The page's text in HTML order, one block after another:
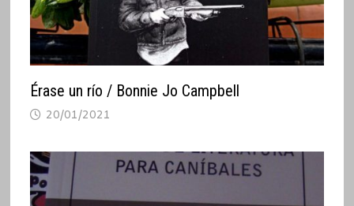
Érase un río / Bonnie Jo Campbell
20/01/2021